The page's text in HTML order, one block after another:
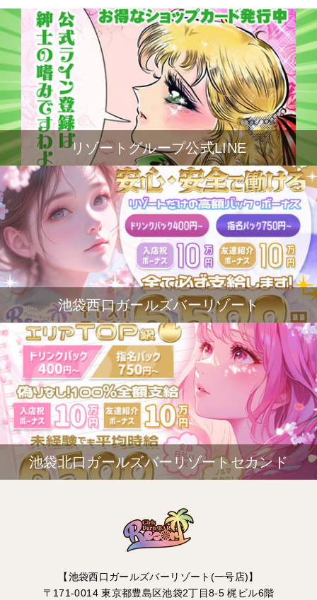
リゾートグループ公式LINE
池袋西口ガールズバーリゾート
池袋北口ガールズバーリゾートセカンド
【池袋西口ガールズバーリゾート(一号店)】
〒171-0014 東京都豊島区池袋2丁目8-5 梶ビル6階